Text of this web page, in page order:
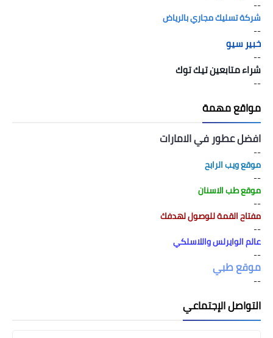
--
شركة تسليك مجاري بالرياض
--
خبير سيو
--
شراء متابعين تيك توك
--
مواقع مهمة
افضل عطور في الامارات
--
موقع ويب الرابح
--
موقع طب الاسنان
--
مفتاح القمة للوصول لهدفك
--
عالم الوايرلس واللاسلكي
--
موقع طبي
--
التواصل الإجتماعي